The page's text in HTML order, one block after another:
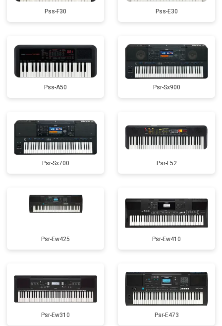
Pss-F30 Pss-E30
Pss-A50 Psr-Sx900
Psr-Sx700 Psr-F52
Psr-Ew425 Psr-Ew410
Psr-Ew310 Psr-E473